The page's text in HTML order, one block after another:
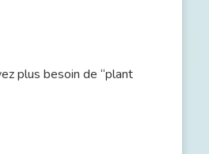
plus besoin de “plant